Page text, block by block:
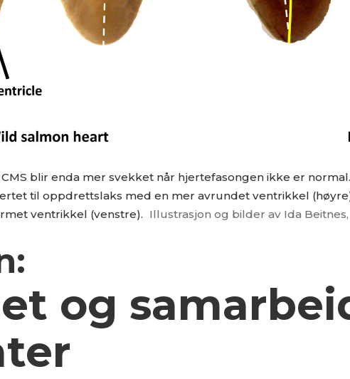
blir enda mer svekket når hjertefasongen ikke er
til oppdrettslaks med en mer avrundet ventrikkel
ventrikkel (venstre). Illustrasjon og bilder av Ida
og